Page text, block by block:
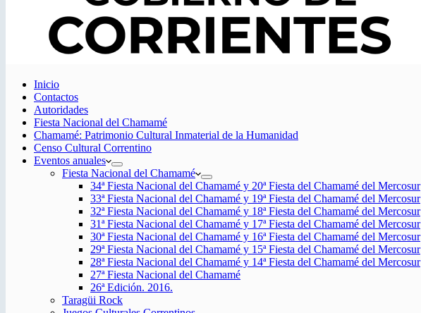
Inicio
Contactos
Autoridades
Fiesta Nacional del Chamamé
Chamamé: Patrimonio Cultural Inmaterial de la Humanidad
Censo Cultural Correntino
Eventos anuales
Fiesta Nacional del Chamamé
34ª Fiesta Nacional del Chamamé y 20ª Fiesta del Chamamé del Mercosur
33ª Fiesta Nacional del Chamamé y 19ª Fiesta del Chamamé del Mercosur
32ª Fiesta Nacional del Chamamé y 18ª Fiesta del Chamamé del Mercosur
31ª Fiesta Nacional del Chamamé y 17ª Fiesta del Chamamé del Mercosur
30ª Fiesta Nacional del Chamamé y 16ª Fiesta del Chamamé del Mercosur
29ª Fiesta Nacional del Chamamé y 15ª Fiesta del Chamamé del Mercosur
28ª Fiesta Nacional del Chamamé y 14ª Fiesta del Chamamé del Mercosur
27ª Fiesta Nacional del Chamamé
26ª Edición. 2016.
Taragüi Rock